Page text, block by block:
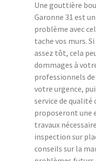
Une gouttière
Garonne 31 est
problème avec
tache vos murs.
assez tôt, cela
dommages à
professionnels
votre urgence,
service de qualité
proposeront une
travaux
inspection sur
conseils sur la